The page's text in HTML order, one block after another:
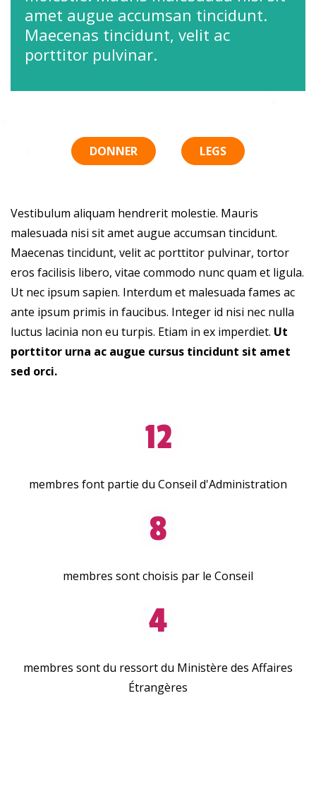
amet augue accumsan tincidunt.
Maecenas tincidunt, velit ac
porttitor pulvinar.
DONNER LEGS
Vestibulum aliquam hendrerit molestie. Mauris
malesuada nisi sit amet augue accumsan tincidunt.
Maecenas tincidunt, velit ac porttitor pulvinar, tortor
eros facilisis libero, vitae commodo nunc quam et ligula.
Ut nec ipsum sapien. Interdum et malesuada fames ac
ante ipsum primis in faucibus. Integer id nisi nec nulla
luctus lacinia non eu turpis. Etiam in ex imperdiet. Ut
porttitor urna ac augue cursus tincidunt sit amet
sed orci.
12
membres font partie du Conseil d'Administration
8
membres sont choisis par le Conseil
4
membres sont du ressort du Ministère des Affaires
Étrangères